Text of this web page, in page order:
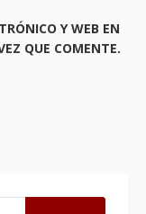
Y WEB EN
QUE COMENTE.